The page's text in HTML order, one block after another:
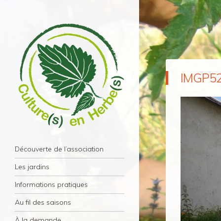
Culture(s) en Herbe(s)
Association Culture(s) en Herbe(s) – Paris
11éme
Navigation
Aller au contenu principal
Découverte de l’association
Les jardins
Informations pratiques
Au fil des saisons